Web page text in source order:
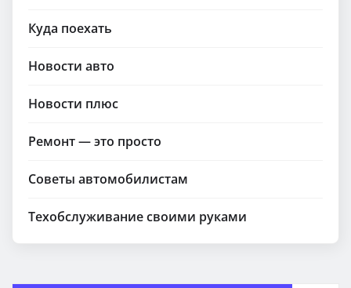
Куда поехать
Новости авто
Новости плюс
Ремонт — это просто
Советы автомобилистам
Техобслуживание своими руками